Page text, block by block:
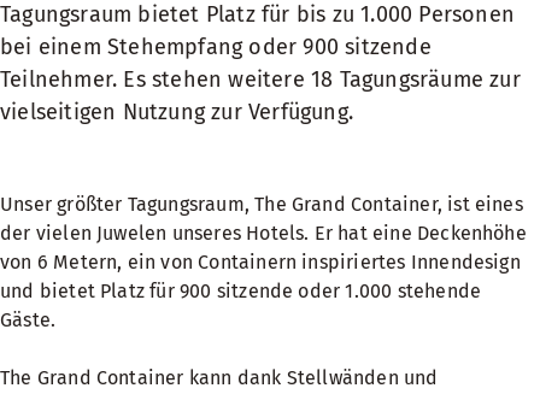
Tagungsraum bietet Platz für bis zu 1.000 Personen
bei einem Stehempfang oder 900 sitzende
Teilnehmer. Es stehen weitere 18 Tagungsräume zur
vielseitigen Nutzung zur Verfügung.
Unser größter Tagungsraum, The Grand Container, ist eines
der vielen Juwelen unseres Hotels. Er hat eine Deckenhöhe
von 6 Metern, ein von Containern inspiriertes Innendesign
und bietet Platz für 900 sitzende oder 1.000 stehende
Gäste.
The Grand Container kann dank Stellwänden und